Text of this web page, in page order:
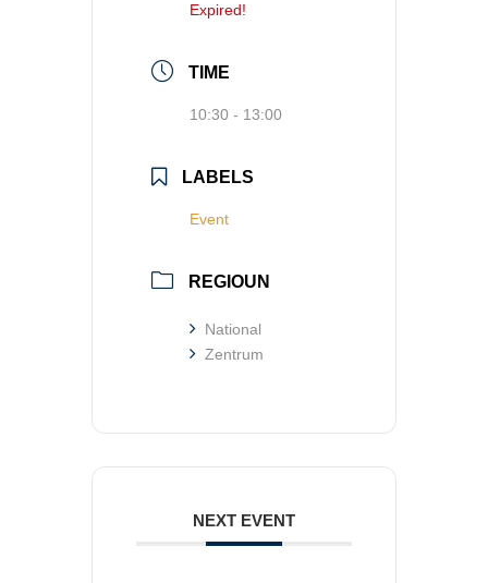
Expired!
TIME
10:30 - 13:00
LABELS
Event
REGIOUN
National
Zentrum
NEXT EVENT